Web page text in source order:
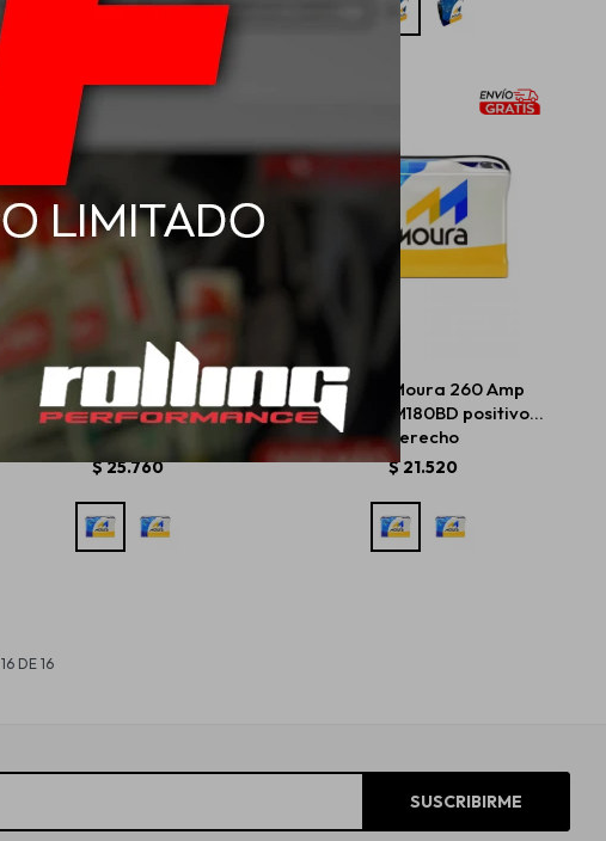
Batería Moura 320 Amp
220A/H - M220PD positivo
derecho
$25.760
Batería Moura 260 Amp
180A/H - M180BD positivo
derecho
$ 21.520
16DE 16
SUSCRIBIRME